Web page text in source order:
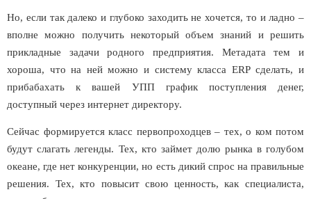
Но, если так далеко и глубоко заходить не хочется, то и ладно –
вполне можно получить некоторый объем знаний и решить
прикладные задачи родного предприятия. Метадата тем и
хороша, что на ней можно и систему класса ERPсделать, и
прибабахать к вашей УПП график поступления денег,
доступный через интернет директору.
Сейчас формируется класс первопроходцев – тех, о ком потом
будут слагать легенды. Тех, кто займет долю рынка в голубом
океане, где нет конкуренции, но есть дикий спрос на правильные
решения. Тех, кто повысит свою ценность, как специалиста,